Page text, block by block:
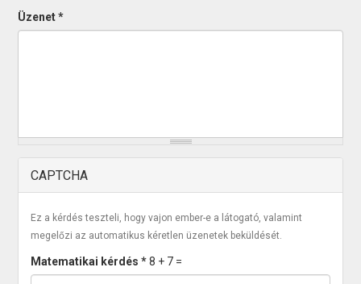
Üzenet*
CAPTCHA
Ez a kérdés teszteli, hogy vajon ember-e a látogató, valamint
megelőzi az automatikus kéretlen üzenetek beküldését.
Matematikai kérdés*8 + 7 =